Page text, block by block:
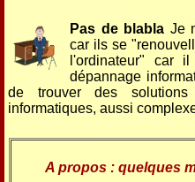
Pas de blabla Je
car ils se
l'ordinateur" car
dépannage
de trouver des
informatiques, aussi
A propos : quelques